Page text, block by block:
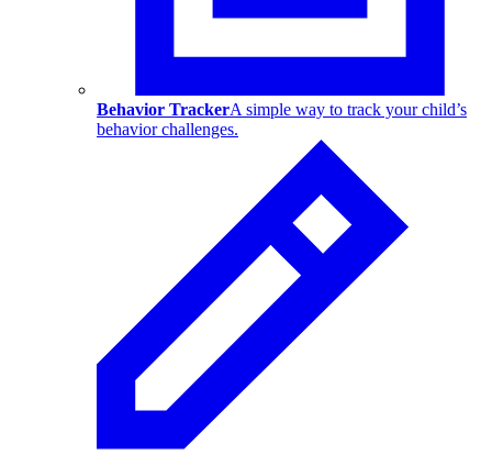
Behavior TrackerA simple way to track your child’s
behavior challenges.